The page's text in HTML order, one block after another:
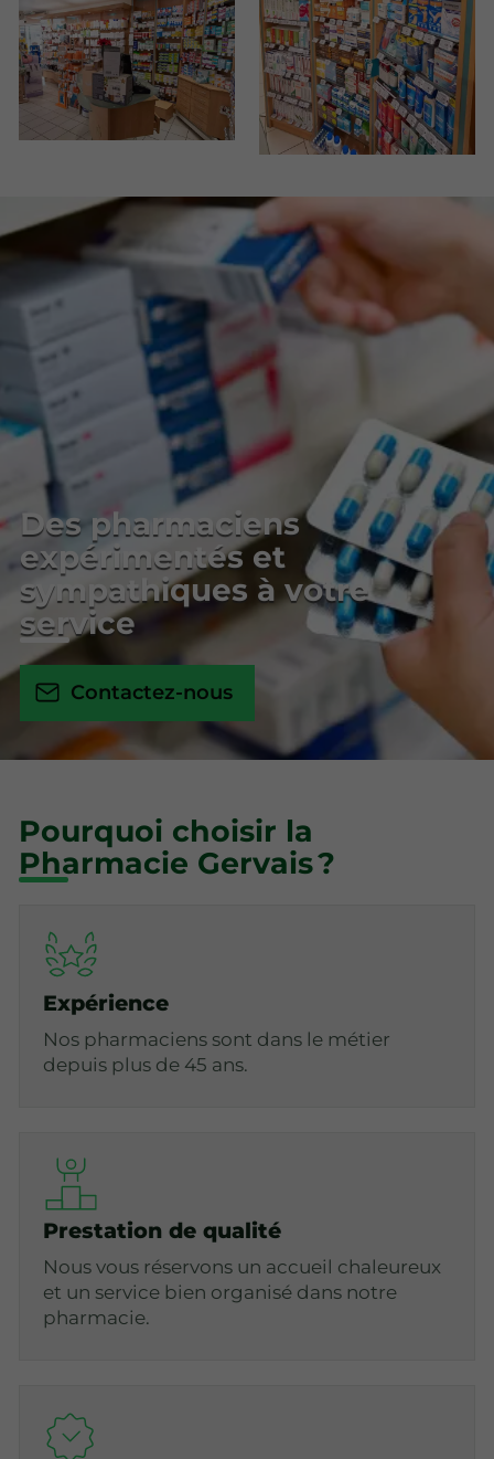
Des pharmaciens
expérimentés et
sympathiques à votre
service
Contactez-nous
Pourquoi choisir la
Pharmacie Gervais ?
Expérience
Nos pharmaciens sont dans le métier
depuis plus de 45 ans.
Prestation de qualité
Nous vous réservons un accueil chaleureux
et un service bien organisé dans notre
pharmacie.